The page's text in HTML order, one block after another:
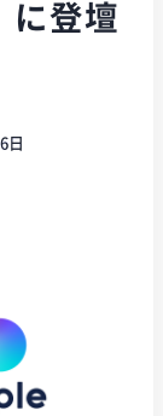
に登壇
日